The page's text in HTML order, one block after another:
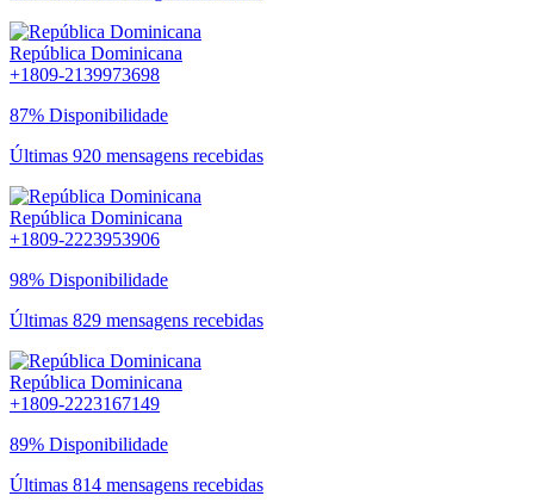
República Dominicana
+1809-2139973698
87% Disponibilidade
Últimas 920 mensagens recebidas
República Dominicana
+1809-2223953906
98% Disponibilidade
Últimas 829 mensagens recebidas
República Dominicana
+1809-2223167149
89% Disponibilidade
Últimas 814 mensagens recebidas